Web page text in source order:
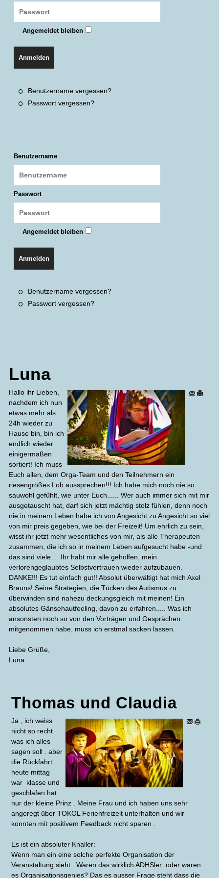
Angemeldet bleiben
Anmelden
Benutzername vergessen?
Passwort vergessen?
Benutzername
Passwort
Angemeldet bleiben
Anmelden
Benutzername vergessen?
Passwort vergessen?
Luna
Hallo ihr Lieben,
nachdem ich nun
etwas mehr als
24h wieder zu
Hause bin, bin ich
endlich wieder
einigermaßen
sortiert! Ich muss
Euch allen, dem Orga-Team und den Teilnehmern ein
riesengrößes Lob aussprechen!!! Ich habe mich noch nie so
sauwohl gefühlt, wie unter Euch...... Wer auch immer sich mit mir
ausgetauscht hat, darf sich jetzt mächtig stolz fühlen, denn noch
nie in meinem Leben habe ich von Angesicht zu Angesicht so viel
von mir preis gegeben, wie bei der Freizeit! Um ehrlich zu sein,
wisst ihr jetzt mehr wesentliches von mir, als alle Therapeuten
zusammen, die ich so in meinem Leben aufgesucht habe -und
das sind viele.... Ihr habt mir alle geholfen, mein
verlorengeglaubtes Selbstvertrauen wieder aufzubauen.
DANKE!!! Es tut einfach gut!! Absolut überwältigt hat mich Axel
Brauns! Seine Strategien, die Tücken des Autismus zu
überwinden sind nahezu deckungsgleich mit meinen! Ein
absolutes Gänsehautfeeling, davon zu erfahren..... Was ich
ansonsten noch so von den Vorträgen und Gesprächen
mitgenommen habe, muss ich erstmal sacken lassen.
Liebe Grüße,
Luna
Thomas und Claudia
Ja , ich weiss
nicht so recht
was ich alles
sagen soll . aber
die Rückfahrt
heute mittag
war klasse und
geschlafen hat
nur der kleine Prinz . Meine Frau und ich haben uns sehr
angeregt über TOKOL Ferienfreizeit unterhalten und wir
konnten mit positivem Feedback nicht sparen .
Es ist ein absoluter Knaller:
Wenn man ein eine solche perfekte Organisation der
Veranstaltung sieht . Waren das wirklich ADHSler oder waren
es Organisationsgenies? Das es ausser Frage steht dass die